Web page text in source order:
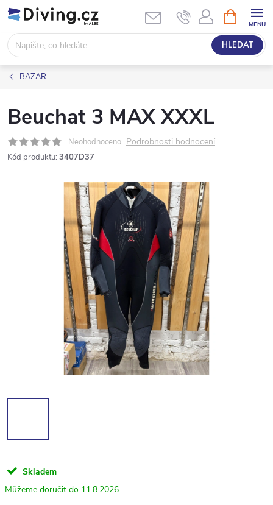
Přejít
na
obsah
HLEDAT
NÁKUPNÍ
KOŠÍK
BAZAR
Beuchat 3 MAX XXXL
Neohodnoceno Podrobnosti hodnocení
Kód produktu: 3407D37
Skladem
11.8.2026